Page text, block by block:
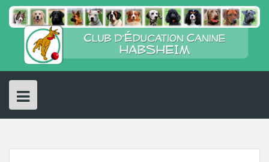
Skip
content